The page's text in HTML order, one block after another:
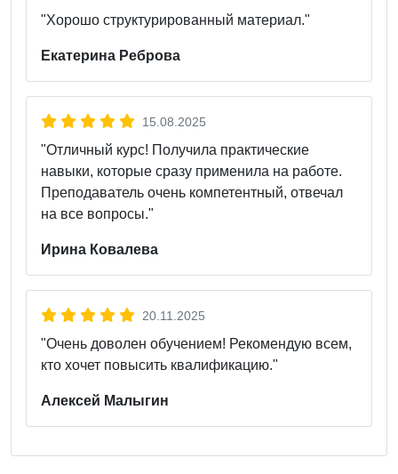
"Хорошо структурированный материал."
Екатерина Реброва
15.08.2025
"Отличный курс! Получила практические
навыки, которые сразу применила на работе.
Преподаватель очень компетентный, отвечал
на все вопросы."
Ирина Ковалева
20.11.2025
"Очень доволен обучением! Рекомендую всем,
кто хочет повысить квалификацию."
Алексей Малыгин